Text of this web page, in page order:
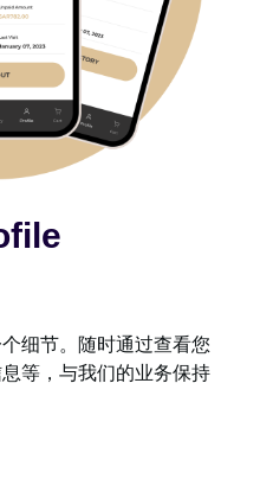
细节。随时通过查看您
等，与我们的业务保持